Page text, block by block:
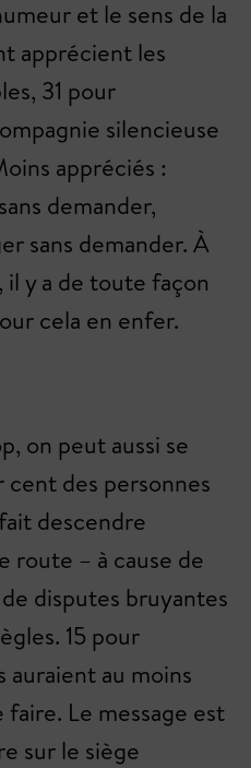
et le sens de la
apprécient les
31 pour
silencieuse
appréciés :
demander,
sans demander. À
y a de toute façon
cela en enfer.
on peut aussi se
des personnes
descendre
route – à cause de
disputes bruyantes
15 pour
au moins
Le message est
sur le siège